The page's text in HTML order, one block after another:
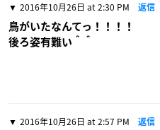
2016年10月26日 at 2:30 PM 返信
鳥がいたなんてっ！！！！
後ろ姿有難い＾＾
2016年10月26日 at 2:57 PM 返信